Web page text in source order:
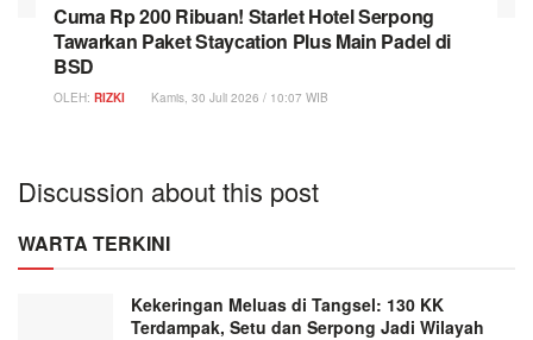
Cuma Rp 200 Ribuan! Starlet Hotel Serpong
Tawarkan Paket Staycation Plus Main Padel di
BSD
OLEH: RIZKI Kamis, 30 Juli 2026 / 10:07 WIB
Discussion about this post
WARTA TERKINI
Kekeringan Meluas di Tangsel: 130 KK
Terdampak, Setu dan Serpong Jadi Wilayah